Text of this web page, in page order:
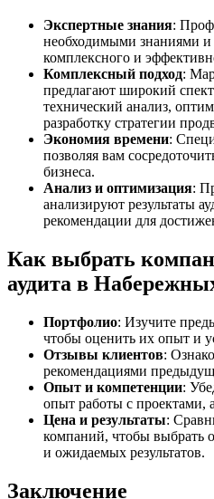
Экспертные знания:
необходимыми знаниями
комплексного и
Комплексный подход:
предлагают широкий
технический анализ,
разработку стратегии
Экономия времени:
позволяя вам
бизнеса.
Анализ и оптимизация:
анализируют результаты
рекомендации для
Как выбрать
аудита в
Портфолио: Изучите
чтобы оценить их опыт и
Отзывы клиентов:
рекомендациями
Опыт и компетенции:
опыт работы с проектами,
Цена и результаты:
компаний, чтобы выбрать
и ожидаемых результатов.
Заключение